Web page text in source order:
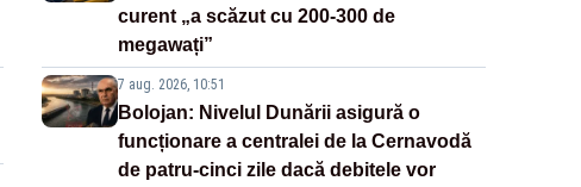
curent „a scăzut cu 200-300 de
megawați”
7 aug. 2026, 10:51
Bolojan: Nivelul Dunării asigură o
funcționare a centralei de la Cernavodă
de patru-cinci zile dacă debitele vor